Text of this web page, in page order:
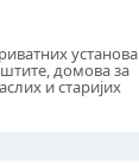
установа
домова за
и старијих